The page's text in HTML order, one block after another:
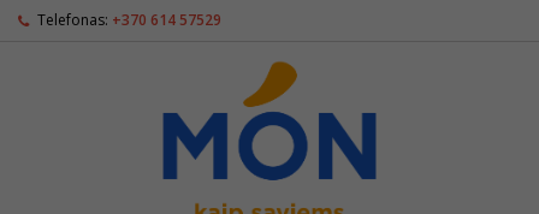
Telefonas: +370 614 57529